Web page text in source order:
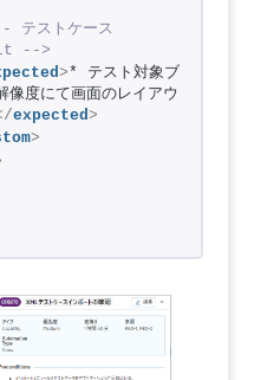
テストケース
-->
>* テスト対象ブ
像度にて画面のレイアウ
expected>
>